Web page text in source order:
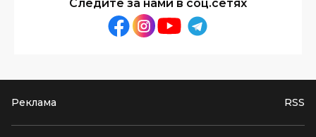
Следите за нами в соц.сетях
Реклама RSS